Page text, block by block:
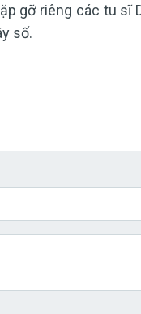
gỡ riêng các tu sĩ
số.